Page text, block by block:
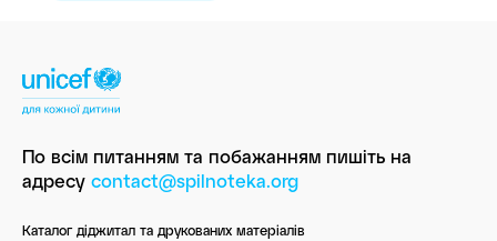
По всім питанням та побажанням пишіть на
адресу contact@spilnoteka.org
Каталог діджитал та друкованих матеріалів